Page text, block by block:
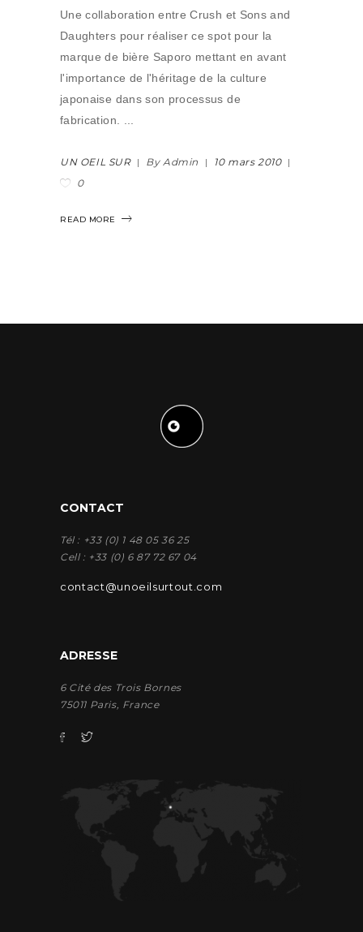
Une collaboration entre Crush et Sons and
Daughters pour réaliser ce spot pour la
marque de bière Saporo mettant en avant
l'importance de l'héritage de la culture
japonaise dans son processus de
fabrication.
UN OEIL SUR By Admin
10 mars 2010
0
READ MORE
CONTACT
Tél : +33 (0) 1 48 05 36 25
Cell : +33 (0) 6 87 72 67 04
contact@unoeilsurtout.com
ADRESSE
6 Cité des Trois Bornes
75011 Paris, France